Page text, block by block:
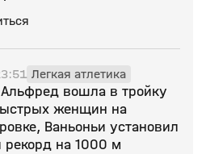
Легкая атлетика
Альфред вошла в тройку
женщин на
Ваньоньи установил
рекорд на 1000 м